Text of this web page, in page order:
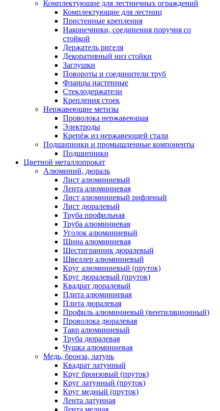
Комплектующие для лестничных ограждений
Комплектующие для лестниц
Пристенные крепления
Наконечники, соединения поручня со
стойкой
Держатель ригеля
Декоративный низ стойки
Заглушки
Повороты и соединители труб
Фланцы настенные
Стеклодержатели
Крепления стоек
Нержавеющие метизы
Проволока нержавеющая
Электроды
Крепёж из нержавеющей стали
Подшипники и промышленные компоненты
Подшипники
Цветной металлопрокат
Алюминий, дюраль
Лист алюминиевый
Лента алюминиевая
Лист алюминиевый рифленый
Лист дюралевый
Труба профильная
Труба алюминиевая
Уголок алюминиевый
Шина алюминиевая
Шестигранник дюралевый
Швеллер алюминиевый
Круг алюминиевый (пруток)
Круг дюралевый (пруток)
Квадрат дюралевый
Плита алюминиевая
Плита дюралевая
Профиль алюминиевый (вентиляционный)
Проволока дюралевая
Тавр алюминиевый
Труба дюралевая
Чушка алюминиевая
Медь, бронза, латунь
Квадрат латунный
Круг бронзовый (пруток)
Круг латунный (пруток)
Круг медный (пруток)
Лента латунная
Лента медная